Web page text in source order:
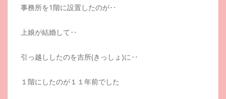
事務所を1階に設置したのが‥
上娘が結婚して‥
引っ越ししたのを吉所(きっしょ)に‥
１階にしたのが１１年前でした